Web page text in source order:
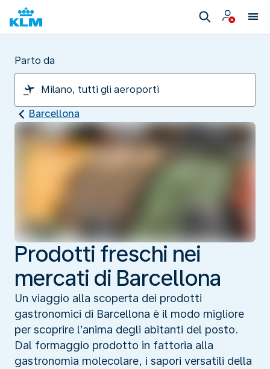
Parto da
Barcellona
Prodotti freschi nei
mercati di Barcellona
Un viaggio alla scoperta dei prodotti
gastronomici di Barcellona è il modo migliore
per scoprire l’anima degli abitanti del posto.
Dal formaggio prodotto in fattoria alla
gastronomia molecolare, i sapori versatili della